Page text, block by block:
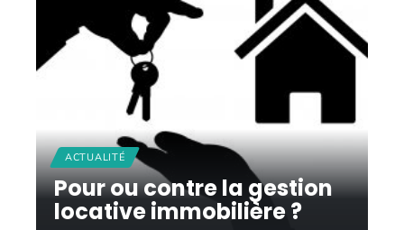
ACTUALITÉ
Pour ou contre la gestion
locative immobilière ?